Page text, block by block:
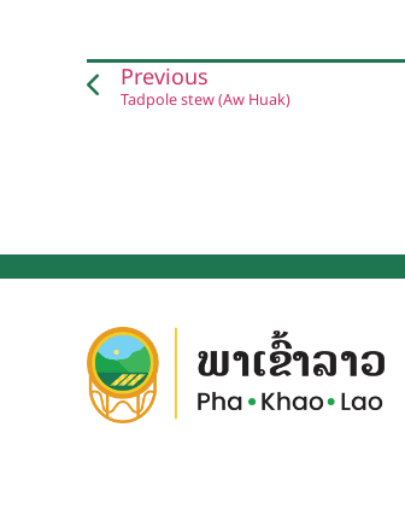
Previous
Tadpole stew (Aw Huak)